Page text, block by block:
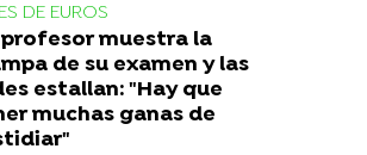
DE EUROS
profesor muestra la
de su examen y las
estallan: "Hay que
muchas ganas de